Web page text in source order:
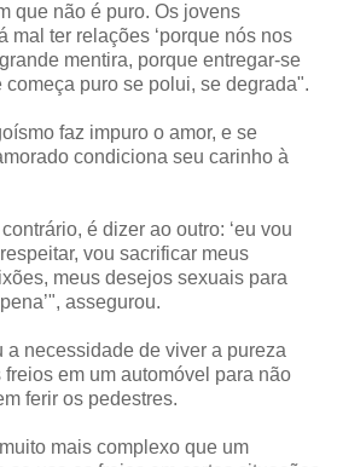
que não é puro. Os jovens
mal ter relações ‘porque nós nos
mentira, porque entregar-se
puro se polui, se degrada".
faz impuro o amor, e se
condiciona seu carinho à
é dizer ao outro: ‘eu vou
vou sacrificar meus
meus desejos sexuais para
assegurou.
a necessidade de viver a pureza
em um automóvel para não
ferir os pedestres.
mais complexo que um